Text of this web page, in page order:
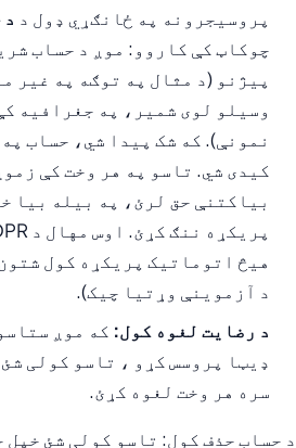
پروسیجرونه په ځانګړي ډول د
چوکاټ کې کاروو: موږ د حساب
پیژنو (د مثال په توګه په غیر
وسیلو لوی شمیر، په جغرافیه
نمونې). که شک پیدا شي، حساب
کیدی شي. تاسو په هر وخت کې
بیاکتنې حق لرئ، په بیله بیا
هیڅ اتوماتیک پریکړه کول
د آزموینې وړتیا چیک).
د رضایت لغوه کول: که موږ
ډیټا پروسس کړو ، تاسو کولی
سره هر وخت لغوه کړئ.
د حساب حذف کول: تاسو کولی شئ خپل